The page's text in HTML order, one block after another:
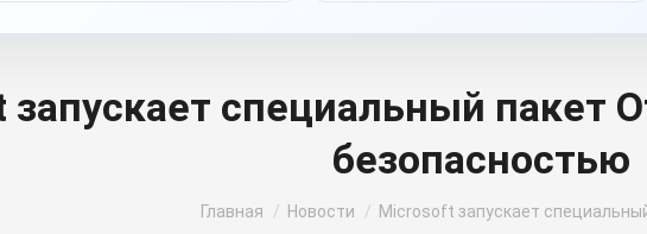
специальный пакет
безопасностью
Вы здесь:
Главная Новости Microsoft запускает